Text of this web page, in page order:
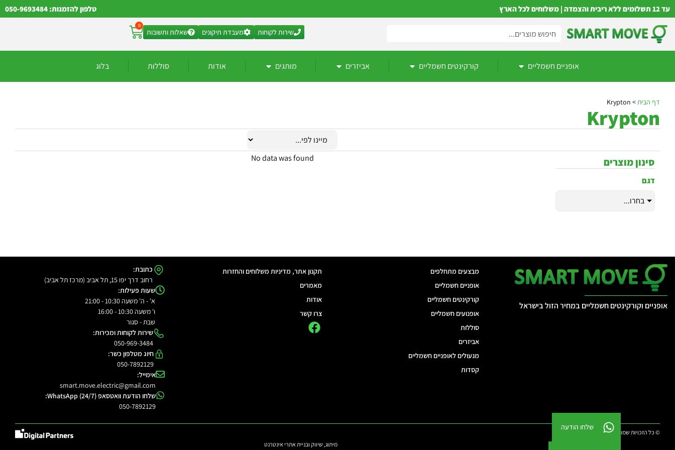
עד 12 תשלומים ללא ריבית והצמדה | משלוחים לכל הארץ טלפון להזמנות: 050-9693484
שירות לקוחות מעבדת תיקונים שאלות ותשובות
0
אופניים חשמליים קורקינטים חשמליים אביזרים מותגים אודות סוללות בלוג
דף הבית >
Krypton
Krypton
סינון מוצרים
דגם
בחרו...
No data was found
אופניים וקורקינטים חשמליים במחיר הזול בישראל
מבצעים מתחלפים
אופניים חשמליים
קורקינטים חשמליים
אופנועים חשמליים
סוללות
אביזרים
מנעולים לאופניים חשמליים
קסדות
תקנון אתר, מדיניות משלוחים והחזרות
מאמרים
אודות
צרו קשר
כתובת:
רחוב דרך יפו 15, תל אביב (מרכז תל אביב)
שעות פעילות:
א' - ה' משעה 10:30 - 21:00
ו' משעה 10:30 - 16:00
שבת - סגור
שירות לקוחות ומכירות:
050-969-3484
חיוג מטלפון כשר:
050-7892129
אימייל:
smart.move.electric@gmail.com
שלחו הודעת וואטסאפ WhatsApp (24/7):
050-7892129
© כל הזכויות שמורות. סמארט מוב 2026
מיתוג, שיווק ובניית אתרי אינטרנט
שלחו הודעה